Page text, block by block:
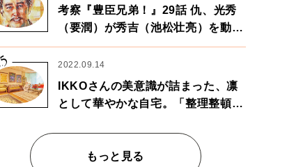
考察『豊臣兄弟！』29話 仇、光秀
（要潤）が秀吉（池松壮亮）を動か
す。天下に向けた兄弟の分岐点。
2022.09.14
IKKOさんの美意識が詰まった、凛
として華やかな自宅。「整理整頓は
もっと見る